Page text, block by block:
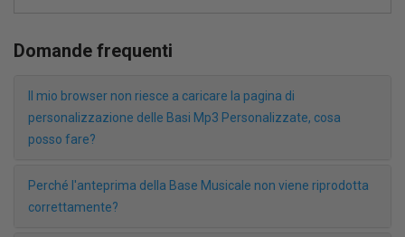
Domande frequenti
Il mio browser non riesce a caricare la pagina di
personalizzazione delle Basi Mp3 Personalizzate, cosa
posso fare?
Perché l'anteprima della Base Musicale non viene riprodotta
correttamente?